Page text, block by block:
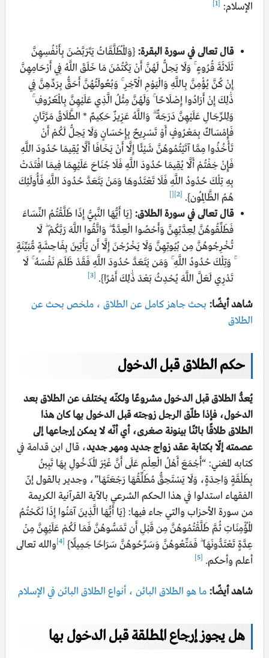
الإسلام: [1]
قال تعالى في سورة البقرة: {وَالْمُطَلَّقَاتُ يَتَرَبَّصْنَ بِأَنْفُسِهِنَّ
ثَلَاثَةَ قُرُوءٍ ۚ وَلَا يَحِلُّ لَهُنَّ أَنْ يَكْتُمْنَ مَا خَلَقَ اللَّهُ فِي أَرْحَامِهِنَّ
إِنْ كُنَّ يُؤْمِنَّ بِاللَّهِ وَالْيَوْمِ الْآخِرِ ۚ وَبُعُولَتُهُنَّ أَحَقُّ بِرَدِّهِنَّ فِي
ذَٰلِكَ إِنْ أَرَادُوا إِصْلَاحًا ۚ وَلَهُنَّ مِثْلُ الَّذِي عَلَيْهِنَّ بِالْمَعْرُوفِ ۚ
وَلِلرِّجَالِ عَلَيْهِنَّ دَرَجَةٌ ۗ وَاللَّهُ عَزِيزٌ حَكِيمٌ * الطَّلَاقُ مَرَّتَانِ
فَإِمْسَاكٌ بِمَعْرُوفٍ أَوْ تَسْرِيحٌ بِإِحْسَانٍ وَلَا يَحِلُّ لَكُمْ أَنْ
تَأْخُذُوا مِمَّا آتَيْتُمُوهُنَّ شَيْئًا إِلَّا أَنْ يَخَافَا أَلَّا يُقِيمَا حُدُودَ اللَّهِ
فَإِنْ خِفْتُمْ أَلَّا يُقِيمَا حُدُودَ اللَّهِ فَلَا جُنَاحَ عَلَيْهِمَا فِيمَا افْتَدَتْ
بِهِ تِلْكَ حُدُودُ اللَّهِ فَلَا تَعْتَدُوهَا وَمَنْ يَتَعَدَّ حُدُودَ اللَّهِ فَأُولَئِكَ
هُمُ الظَّالِمُون}. [2]
[]
قال تعالى في سورة الطلاق: {يَا أَيُّهَا النَّبِيُّ إِذَا طَلَّقْتُمُ النِّسَاءَ
فَطَلِّقُوهُنَّ لِعِدَّتِهِنَّ وَأَحْصُوا الْعِدَّةَ ۖ وَاتَّقُوا اللَّهَ رَبَّكُمْ ۖ لَا
تُخْرِجُوهُنَّ مِن بُيُوتِهِنَّ وَلَا يَخْرُجْنَ إِلَّا أَن يَأْتِينَ بِفَاحِشَةٍ مُّبَيِّنَةٍ
ۚ وَتِلْكَ حُدُودُ اللَّهِ ۚ وَمَن يَتَعَدَّ حُدُودَ اللَّهِ فَقَدْ ظَلَمَ نَفْسَهُ ۚ لَا
تَدْرِي لَعَلَّ اللَّهَ يُحْدِثُ بَعْدَ ذَٰلِكَ أَمْرًا}. [3]
شاهد أيضًا: بحث جاهز كامل عن الطلاق ، ملخص بحث عن
الطلاق
حكم الطلاق قبل الدخول
يُعدُّ الطلاق قبل الدخول مشروعًا ولكنّه يختلف عن الطلاق بعد
الدخول، فإذا طلّق الرجل زوجته قبل الدخول بها كان هذا
الطلاق طلاقًا بائنًا بينونة صغرى، أي أنّه لا يمكن إرجاعها إلى
عصمته إلّا بكتابة عقد زواج جديد ومهر جديد، قال ابن قدامة في
كتابه المغني: “أَجْمَعَ أَهْلُ الْعِلْمِ عَلَى أَنَّ غَيْرَ الْمَدْخُولِ بِهَا تَبِينُ
بِطَلْقَةٍ وَاحِدَةٍ، وَلَا يَسْتَحِقُّ مُطَلِّقُهَا رَجْعَتَهَا”، وجدير بالقول إنّ
الفقهاء استدلوا في هذا الحكم الشرعي بالآية القرآنية الكريمة
من سورة الأحزاب والتي جاء فيها: {يَا أَيُّهَا الَّذِينَ آمَنُوا إِذَا نَكَحْتُمُ
الْمُؤْمِنَاتِ ثُمَّ طَلَّقْتُمُوهُنَّ مِن قَبْلِ أَن تَمَسُّوهُنَّ فَمَا لَكُمْ عَلَيْهِنَّ مِنْ
عِدَّةٍ تَعْتَدُّونَهَا ۖ فَمَتِّعُوهُنَّ وَسَرِّحُوهُنَّ سَرَاحًا جَمِيلًا} [4]
والله تعالى
أعلم وأحكم. [5]
شاهد أيضًا: ما هو الطلاق البائن ، أنواع الطلاق البائن في الإسلام
هل يجوز إرجاع المطلقة قبل الدخول بها